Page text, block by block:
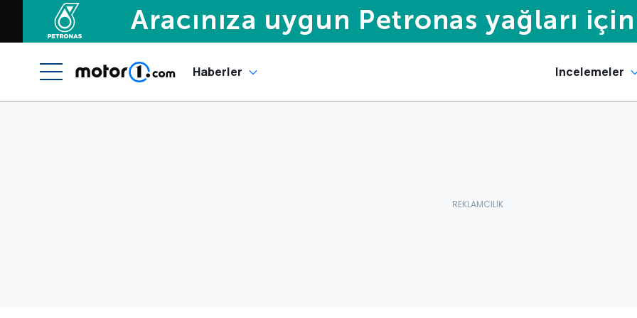
Haberler Incelemeler